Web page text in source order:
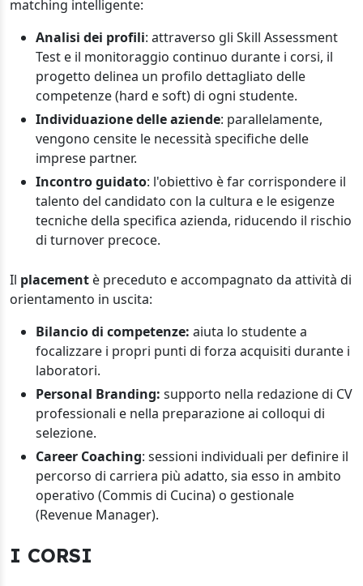
matching intelligente:
Analisi dei profili: attraverso gli Skill Assessment
Test e il monitoraggio continuo durante i corsi, il
progetto delinea un profilo dettagliato delle
competenze (hard e soft) di ogni studente.
Individuazione delle aziende: parallelamente,
vengono censite le necessità specifiche delle
imprese partner.
Incontro guidato: l'obiettivo è far corrispondere il
talento del candidato con la cultura e le esigenze
tecniche della specifica azienda, riducendo il rischio
di turnover precoce.
Il placement è preceduto e accompagnato da attività di
orientamento in uscita:
Bilancio di competenze: aiuta lo studente a
focalizzare i propri punti di forza acquisiti durante i
laboratori.
Personal Branding: supporto nella redazione di CV
professionali e nella preparazione ai colloqui di
selezione.
Career Coaching: sessioni individuali per definire il
percorso di carriera più adatto, sia esso in ambito
operativo (Commis di Cucina) o gestionale
(Revenue Manager).
I CORSI